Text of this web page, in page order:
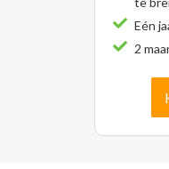
Eén
2